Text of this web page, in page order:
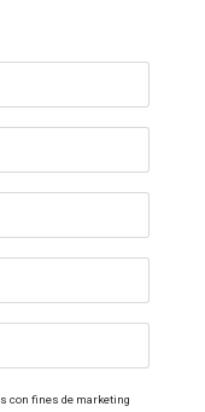
con fines de marketing